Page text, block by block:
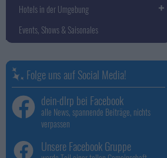
Hotels in der Umgebung
Events, Shows & Saisonales
Folge uns auf Social Media!
dein-dlrp bei Facebook
alle News, spannende Beiträge, nichts
verpassen
Unsere Facebook Gruppe